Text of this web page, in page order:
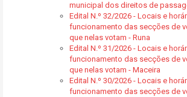
municipal dos direitos de
Edital N.º 32/2026 - Locais e
funcionamento das secções de
que nelas votam - Runa
Edital N.º 31/2026 - Locais e
funcionamento das secções de
que nelas votam - Maceira
Edital N.º 30/2026 - Locais e
funcionamento das secções de